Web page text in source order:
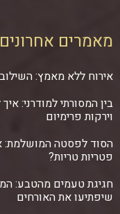
מאמרים אחרונים
אירוח ללא מאמץ:
בין המסורתי למודרני:
וירקות פרימיום
הסוד לפסטה המושלמת:
פטריות טריות?
חגיגת טעמים מהטבע:
שיפתיעו את האורחים